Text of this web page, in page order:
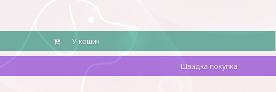
У кошик
Швидка покупка